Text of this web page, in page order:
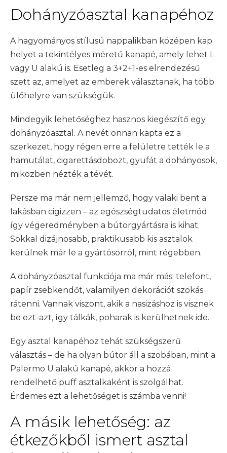
Dohányzóasztal kanapéhoz
A hagyományos stílusú nappalikban középen kap
helyet a tekintélyes méretű kanapé, amely lehet L
vagy U alakú is. Esetleg a 3+2+1-es elrendezésű
szett az, amelyet az emberek választanak, ha több
ülőhelyre van szükségük.
Mindegyik lehetőséghez hasznos kiegészítő egy
dohányzóasztal. A nevét onnan kapta ez a
szerkezet, hogy régen erre a felületre tették le a
hamutálat, cigarettásdobozt, gyufát a dohányosok,
miközben nézték a tévét.
Persze ma már nem jellemző, hogy valaki bent a
lakásban cigizzen – az egészségtudatos életmód
így végeredményben a bútorgyártásra is kihat.
Sokkal dizájnosabb, praktikusabb kis asztalok
kerülnek már le a gyártósorról, mint régebben.
A dohányzóasztal funkciója ma már más: telefont,
papír zsebkendőt, valamilyen dekorációt szokás
rátenni. Vannak viszont, akik a nasizáshoz is visznek
be ezt-azt, így tálkák, poharak is kerülhetnek ide.
Egy asztal kanapéhoz tehát szükségszerű
választás – de ha olyan bútor áll a szobában, mint a
Palermo U alakú kanapé, akkor a hozzá
rendelhető puff asztalkaként is szolgálhat.
Érdemes ezt a lehetőséget is számba venni!
A másik lehetőség: az
étkezőkből ismert asztal